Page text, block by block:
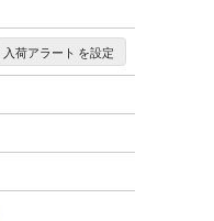
入荷アラート を設定